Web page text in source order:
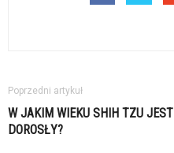
Poprzedni artykuł
W JAKIM WIEKU SHIH TZU JEST
DOROSŁY?